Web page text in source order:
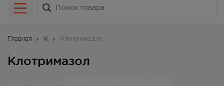
Главная К Клотримазол
Клотримазол